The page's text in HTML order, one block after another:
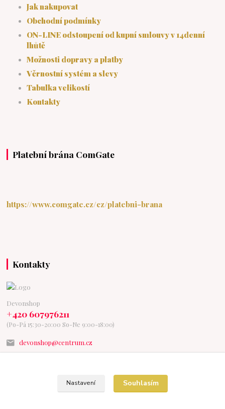
Jak nakupovat
Obchodní podmínky
ON-LINE odstoupení od kupní smlouvy v 14denní
lhůtě
Možnosti dopravy a platby
Věrnostní systém a slevy
Tabulka velikostí
Kontakty
Platební brána ComGate
https://www.comgate.cz/cz/platebni-brana
Kontakty
Devonshop
+420 607976211
(Po-Pá 15:30-20:00 So-Ne 9:00-18:00)
devonshop@centrum.cz
Nastavení Souhlasím